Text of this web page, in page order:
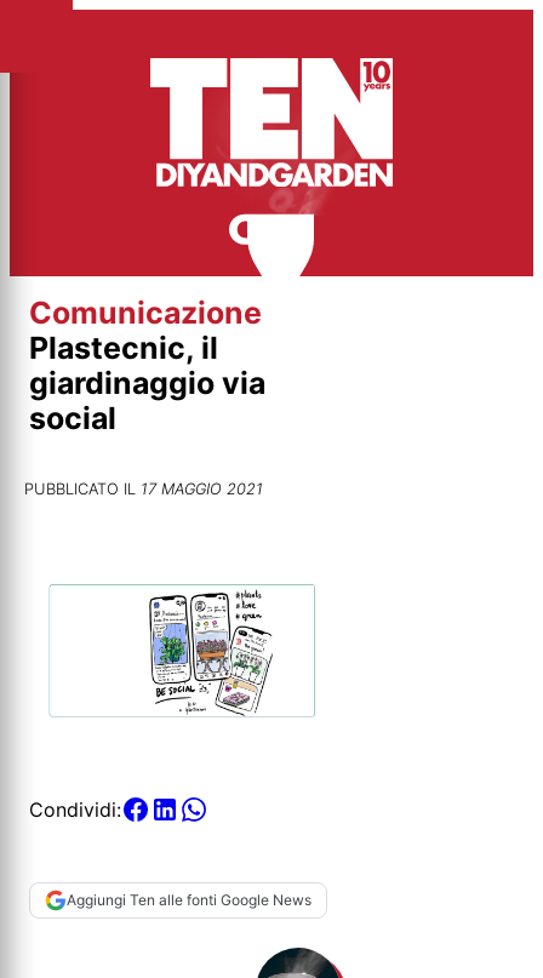
contenuto
Comunicazione
Plastecnic, il
giardinaggio via
social
PUBBLICATO IL 17 MAGGIO 2021
Condividi:
Aggiungi Ten alle fonti Google News